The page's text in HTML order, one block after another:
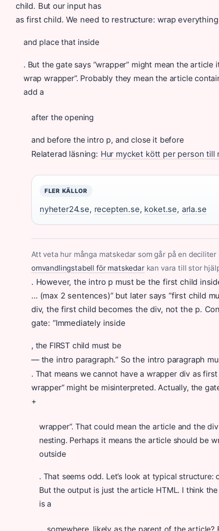
child. But our input has
as first child. We need to restructure: wrap
and place that inside
. But the gate says ”wrapper” might mean the
wrap wrapper”. Probably they mean the article
add a
after the opening
and before the intro p, and close it before
Relaterad läsning: Hur mycket kött per person till
FLER KÄLLOR
nyheter24.se, recepten.se, koket.se, arla.se
Att veta hur många matskedar som går på en
omvandlingstabell för matskedarkan vara till stor
. However, the intro p must be the first child
… (max 2 sentences)” but later says ”first child
div, the first child becomes the div, not the p.
gate: ”Immediately inside
, the FIRST child must be
— the intro paragraph.” So the intro paragraph
. That means we cannot have a wrapper div as
wrapper” might be misinterpreted. Actually, the
+
wrapper”. That could mean the article and the
nesting. Perhaps it means the article should be
outside
. That seems odd. Let’s look at typical
But the output is just the article HTML. I think
is a
somewhere, likely as the parent of the